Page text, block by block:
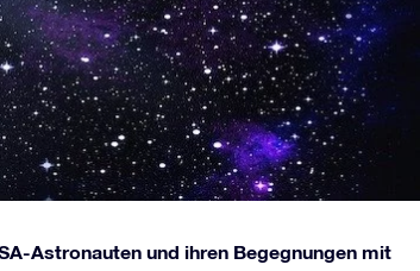
Astronauten und ihren Begegnungen mit